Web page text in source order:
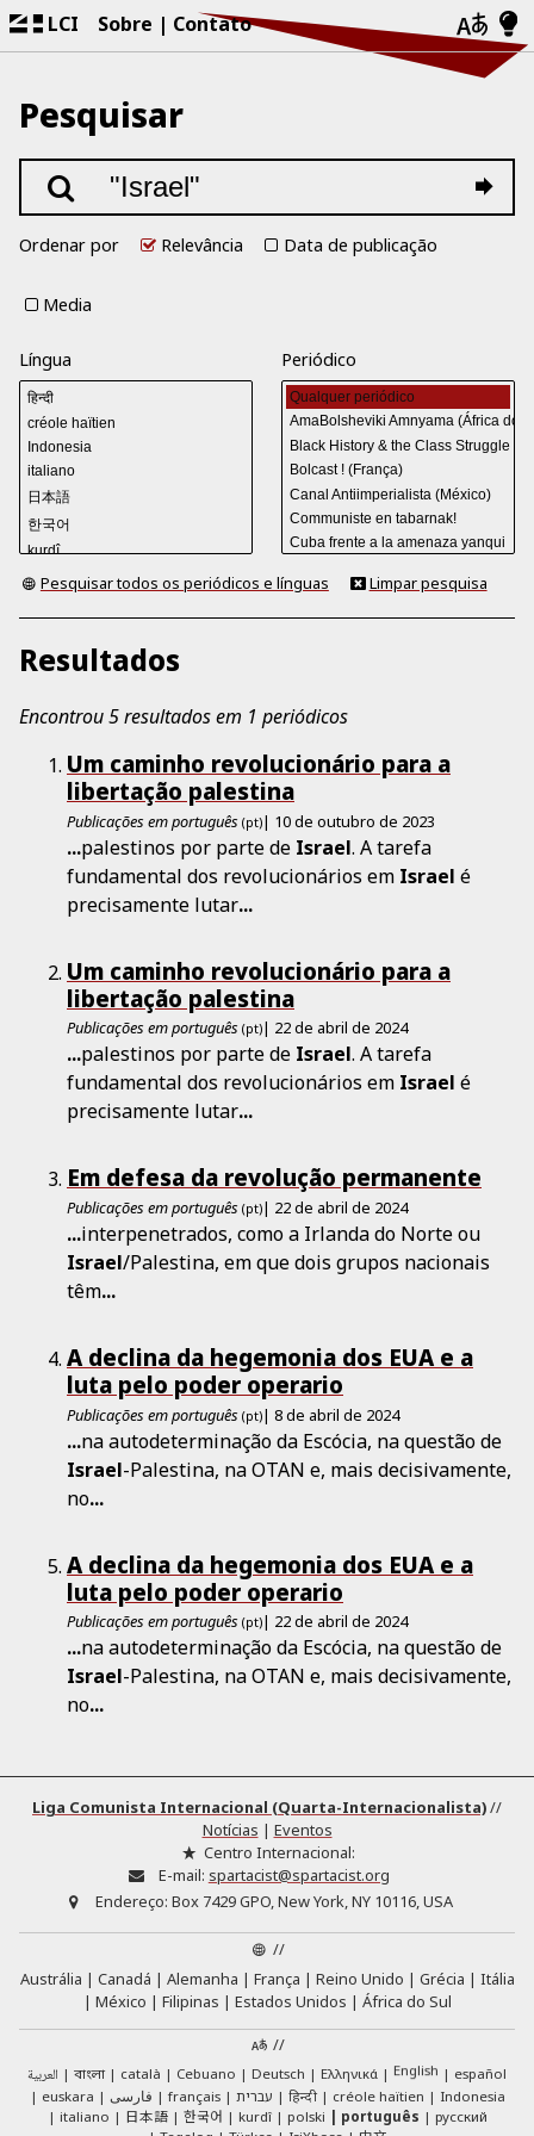
LCI Sobre Contato
Pesquisar
Ordenar por Relevância Data de publicação
Media
Língua Periódico
Pesquisar todos os periódicos e línguas Limpar pesquisa
Resultados
Encontrou 5 resultados em 1 periódicos
Um caminho revolucionário para a
libertação palestina
Publicações em português (pt)| 10 de outubro de 2023
...palestinos por parte de Israel. A tarefa
fundamental dos revolucionários em Israel é
precisamente lutar...
Um caminho revolucionário para a
libertação palestina
Publicações em português (pt)| 22 de abril de 2024
...palestinos por parte de Israel. A tarefa
fundamental dos revolucionários em Israel é
precisamente lutar...
Em defesa da revolução permanente
Publicações em português (pt)| 22 de abril de 2024
...interpenetrados, como a Irlanda do Norte ou
Israel/Palestina, em que dois grupos nacionais
têm...
A declina da hegemonia dos EUA e a
luta pelo poder operario
Publicações em português (pt)| 8 de abril de 2024
...na autodeterminação da Escócia, na questão de
Israel-Palestina, na OTAN e, mais decisivamente,
no...
A declina da hegemonia dos EUA e a
luta pelo poder operario
Publicações em português (pt)| 22 de abril de 2024
...na autodeterminação da Escócia, na questão de
Israel-Palestina, na OTAN e, mais decisivamente,
no...
Liga Comunista Internacional (Quarta-Internacionalista)//
Notícias | Eventos
Centro Internacional:
E-mail: spartacist@spartacist.org
Endereço: Box 7429 GPO, New York, NY 10116, USA
//
Austrália
Canadá Alemanha França Reino Unido Grécia
Itália
México
Filipinas Estados Unidos
África do Sul
//
العربية বাংলা català Cebuano Deutsch Ελληνικά English
español
euskara
فارسی français עברית हिन्दी créole haïtien
Indonesia
italiano
日本語 한국어 kurdî polski português
русский